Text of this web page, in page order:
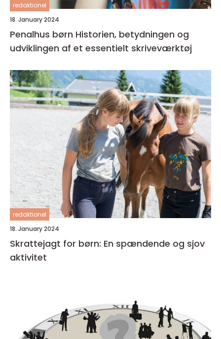
redaktionel
18. January 2024
Penalhus børn Historien, betydningen og
udviklingen af et essentielt skriveværktøj
redaktionel
18. January 2024
Skrattejagt for børn: En spændende og sjov
aktivitet